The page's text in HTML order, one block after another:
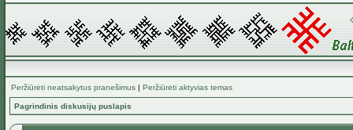
Peržiūrėti neatsakytus pranešimus | Peržiūrėti aktyvias temas
Pagrindinis diskusijų puslapis